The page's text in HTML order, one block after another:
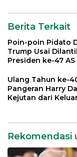
Berita Terkait
Poin-poin Pidato
Trump Usai
Presiden ke-47 AS
Ulang Tahun ke-
Pangeran Harry
Kejutan dari
Rekomendasi